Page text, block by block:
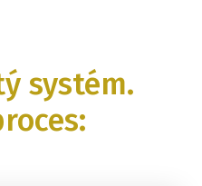
systém.